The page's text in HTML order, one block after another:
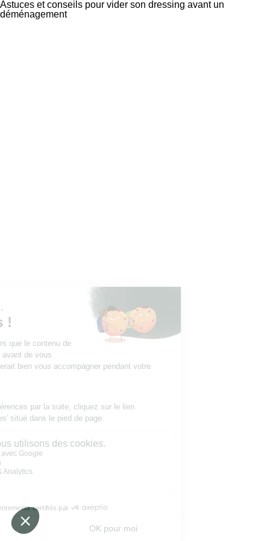
Astuces et conseils pour vider son dressing avant un
déménagement